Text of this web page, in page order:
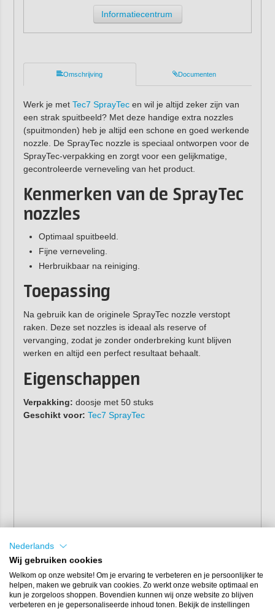
Informatiecentrum
Omschrijving Documenten
Werk je met Tec7 SprayTecen wil je altijd zeker zijn van
een strak spuitbeeld? Met deze handige extra nozzles
(spuitmonden) heb je altijd een schone en goed werkende
nozzle. De SprayTec nozzle is speciaal ontworpen voor de
SprayTec-verpakking en zorgt voor een gelijkmatige,
gecontroleerde verneveling van het product.
Kenmerken van de SprayTec
nozzles
Optimaal spuitbeeld.
Fijne verneveling.
Herbruikbaar na reiniging.
Toepassing
Na gebruik kan de originele SprayTec nozzle verstopt
raken. Deze set nozzles is ideaal als reserve of
vervanging, zodat je zonder onderbreking kunt blijven
werken en altijd een perfect resultaat behaalt.
Eigenschappen
Verpakking: doosje met 50 stuks
Geschikt voor: Tec7 SprayTec
Nederlands
Wij gebruiken cookies
Welkom op onze website! Om je ervaring te verbeteren en je persoonlijker te
helpen, maken we gebruik van cookies. Zo werkt onze website optimaal en
kun je zorgeloos shoppen. Bovendien kunnen wij onze website zo blijven
verbeteren en je gepersonaliseerde inhoud tonen. Bekijk de instellingen